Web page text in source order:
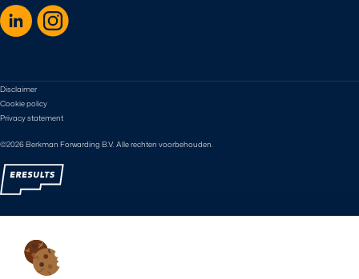
©2026 Berkman Forwarding B.V. Alle rechten voorbehouden.
Disclaimer
Cookie policy
Privacy statement